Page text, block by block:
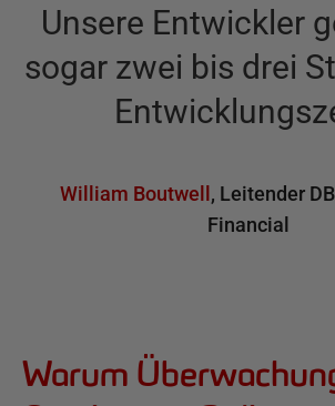
Unsere Entwickler
sogar zwei bis drei
William Boutwell , Leitender
Financial
Warum